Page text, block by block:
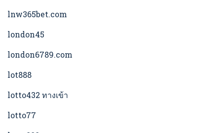
lnw365bet.com
london45
london6789.com
lot888
lotto432 ทางเข้า
lotto77